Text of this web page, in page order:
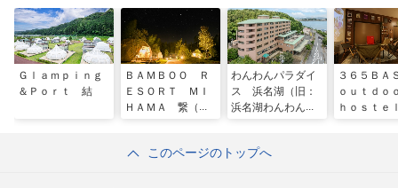
Ｇｌａｍｐｉｎｇ
＆Ｐｏｒｔ 結
ＢＡＭＢＯＯ Ｒ
ＥＳＯＲＴ ＭＩ
ＨＡＭＡ 繋（つ
わんわんパラダイ
ス 浜名湖（旧：
浜名湖わんわんパ
３６５Ｂ
ｏｕｔｄ
ｈｏｓｔｅ
このページのトップへ